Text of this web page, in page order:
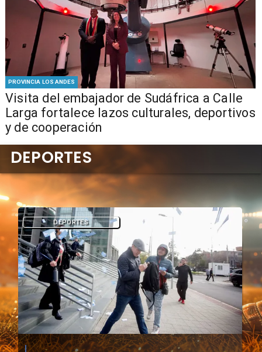
PROVINCIA LOS ANDES
​Visita del embajador de Sudáfrica a Calle
Larga fortalece lazos culturales, deportivos
y de cooperación
DEPORTES
DEPORTES